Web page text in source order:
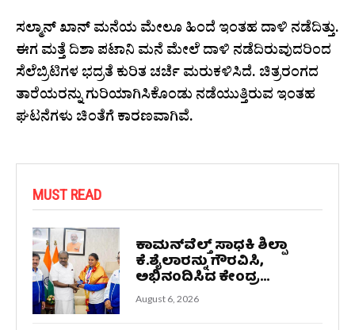
ಸಲ್ಮಾನ್ ಖಾನ್ ಮನೆಯ ಮೇಲೂ ಹಿಂದೆ ಇಂತಹ ದಾಳಿ ನಡೆದಿತ್ತು.
ಈಗ ಮತ್ತೆ ದಿಶಾ ಪಟಾನಿ ಮನೆ ಮೇಲೆ ದಾಳಿ ನಡೆದಿರುವುದರಿಂದ
ಸೆಲೆಬ್ರಿಟಿಗಳ ಭದ್ರತೆ ಕುರಿತ ಚರ್ಚೆ ಮರುಕಳಿಸಿದೆ. ಚಿತ್ರರಂಗದ
ತಾರೆಯರನ್ನು ಗುರಿಯಾಗಿಸಿಕೊಂಡು ನಡೆಯುತ್ತಿರುವ ಇಂತಹ
ಘಟನೆಗಳು ಚಿಂತೆಗೆ ಕಾರಣವಾಗಿವೆ.
MUST READ
ಕಾಮನ್‌ವೆಲ್ತ್ ಸಾಧಕಿ ಶಿಲ್ಪಾ
ಕೆ.ಶೈಲಾರನ್ನು ಗೌರವಿಸಿ,
ಅಭಿನಂದಿಸಿದ ಕೇಂದ್ರ...
August 6, 2026